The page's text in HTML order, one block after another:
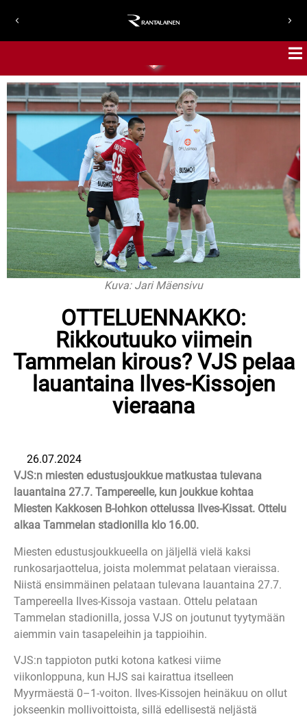
Kuva: Jari Mäensivu
OTTELUENNAKKO:
Rikkoutuuko viimein
Tammelan kirous? VJS pelaa
lauantaina Ilves-Kissojen
vieraana
26.07.2024
VJS:n miesten edustusjoukkue matkustaa tulevana
lauantaina 27.7. Tampereelle, kun joukkue kohtaa
Miesten Kakkosen B-lohkon ottelussa Ilves-Kissat. Ottelu
alkaa Tammelan stadionilla klo 16.00.
Miesten edustusjoukkueella on jäljellä vielä kaksi
runkosarjaottelua, joista molemmat pelataan vieraissa.
Niistä ensimmäinen pelataan tulevana lauantaina 27.7.
Tampereella Ilves-Kissoja vastaan. Ottelu pelataan
Tammelan stadionilla, jossa VJS on joutunut tyytymään
aiemmin vain tasapeleihin ja tappioihin.
VJS:n tappioton putki kotona katkesi viime
viikonloppuna, kun HJS sai kairattua itselleen
Myyrmäestä 0–1-voiton. Ilves-Kissojen heinäkuu on ollut
jokseenkin mollivoittoista, sillä edellisestä neljästä